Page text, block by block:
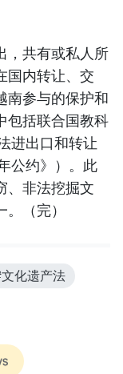
，共有或私人所
国内转让、交
南参与的保护和
包括联合国教科
进出口和转让
公约》）。此
、非法挖掘文
（完）
化遗产法